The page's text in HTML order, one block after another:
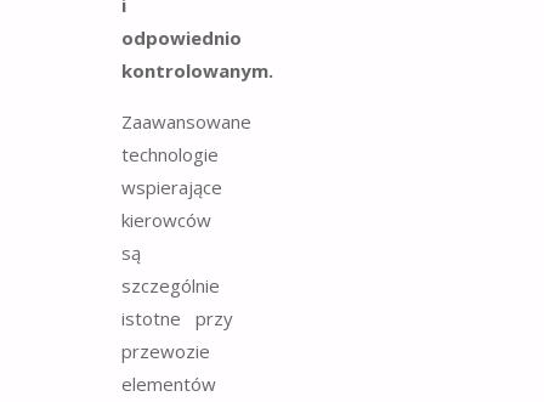
odpowiednio
kontrolowanym.
Zaawansowane
technologie
wspierające
kierowców
są
szczególnie
istotne przy
przewozie
elementów